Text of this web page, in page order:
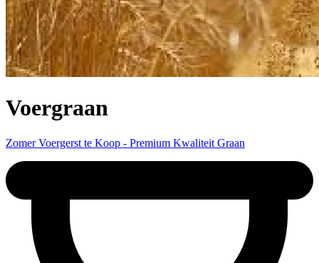
Voergraan
Zomer Voergerst te Koop - Premium Kwaliteit Graan